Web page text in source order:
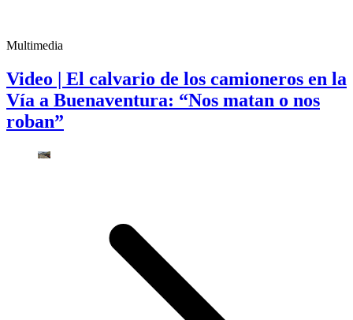
Multimedia
Video | El calvario de los camioneros en la
Vía a Buenaventura: “Nos matan o nos
roban”